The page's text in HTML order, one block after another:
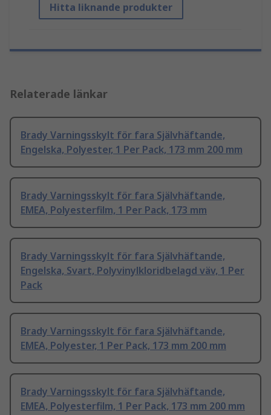
Hitta liknande produkter
Relaterade länkar
Brady Varningsskylt för fara Självhäftande,
Engelska, Polyester, 1 Per Pack, 173 mm 200 mm
Brady Varningsskylt för fara Självhäftande,
EMEA, Polyesterfilm, 1 Per Pack, 173 mm
Brady Varningsskylt för fara Självhäftande,
Engelska, Svart, Polyvinylkloridbelagd väv, 1 Per
Pack
Brady Varningsskylt för fara Självhäftande,
EMEA, Polyester, 1 Per Pack, 173 mm 200 mm
Brady Varningsskylt för fara Självhäftande,
EMEA, Polyesterfilm, 1 Per Pack, 173 mm 200 mm